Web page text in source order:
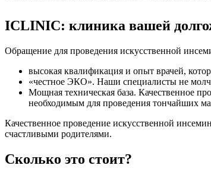
ICLINIC: клиника вашей
Обращение для проведения искусственной
высокая квалификация и опыт врачей,
«честное ЭКО». Наши специалисты не
Мощная техническая база. Качественное
необходимым для проведения тончайших
Качественное проведение искусственной
счастливыми родителями.
Сколько это стоит?